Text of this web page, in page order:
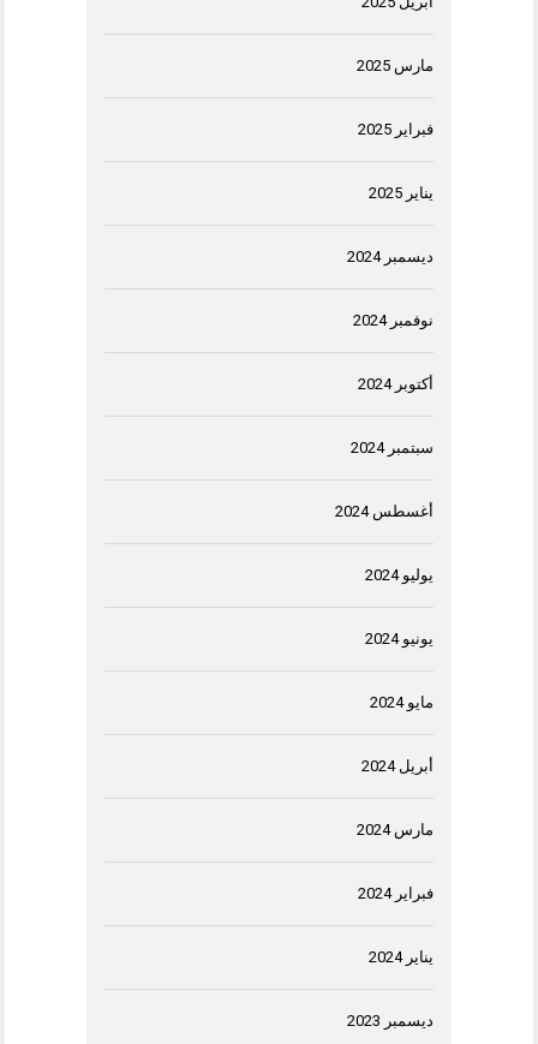
مارس 2025
فبراير 2025
يناير 2025
ديسمبر 2024
نوفمبر 2024
أكتوبر 2024
سبتمبر 2024
أغسطس 2024
يوليو 2024
يونيو 2024
مايو 2024
أبريل 2024
مارس 2024
فبراير 2024
يناير 2024
ديسمبر 2023